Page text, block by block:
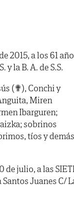
2015, a los 61
y la B. A. de S.S.
(✟), Conchi y
Miren
Ibarguren;
sobrinos
tíos y demás
de julio, a las
Juanes C/